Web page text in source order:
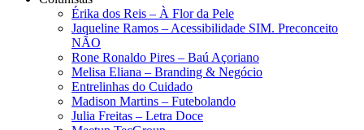
Érika dos Reis​ – À Flor da Pele
Jaqueline Ramos – Acessibilidade SIM. Preconceito
NÃO
Rone Ronaldo Pires – Baú Açoriano
Melisa Eliana – Branding & Negócio
Entrelinhas do Cuidado
Madison Martins – Futebolando
Julia Freitas​ – Letra Doce